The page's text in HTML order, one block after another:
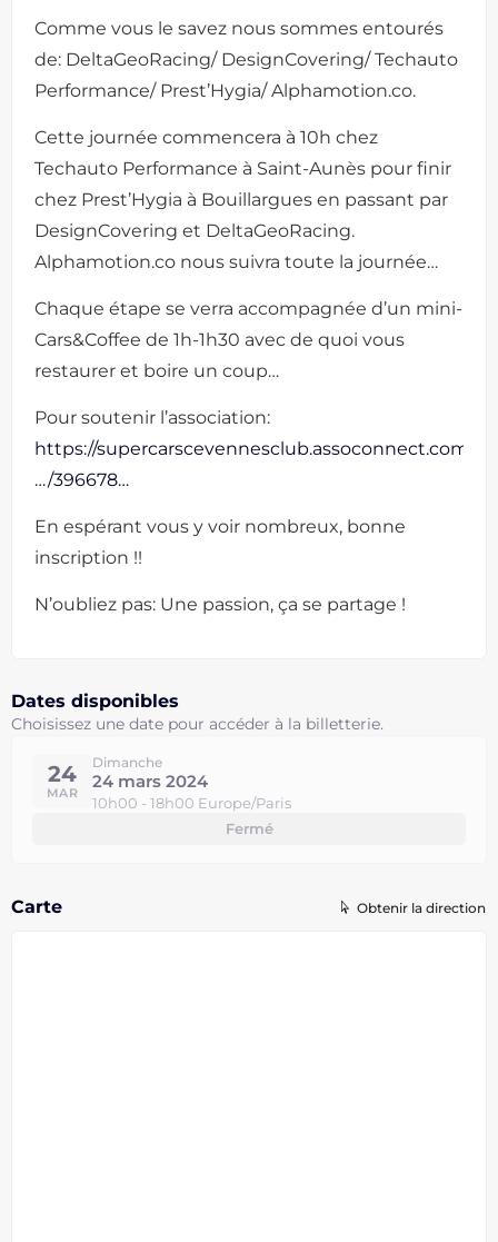
Comme vous le savez nous sommes entourés
de: DeltaGeoRacing/ DesignCovering/ Techauto
Performance/ Prest’Hygia/ Alphamotion.co.
Cette journée commencera à 10h chez
Techauto Performance à Saint-Aunès pour finir
chez Prest’Hygia à Bouillargues en passant par
DesignCovering et DeltaGeoRacing.
Alphamotion.co nous suivra toute la journée…
Chaque étape se verra accompagnée d’un mini-
Cars&Coffee de 1h-1h30 avec de quoi vous
restaurer et boire un coup…
Pour soutenir l’association:
https://supercarscevennesclub.assoconnect.com/
…/396678…
En espérant vous y voir nombreux, bonne
inscription !!
N’oubliez pas: Une passion, ça se partage !
Dates disponibles
Choisissez une date pour accéder à la billetterie.
24
MAR
Dimanche
24 mars 2024
10h00 - 18h00 Europe/Paris
Fermé
Carte Obtenir la direction